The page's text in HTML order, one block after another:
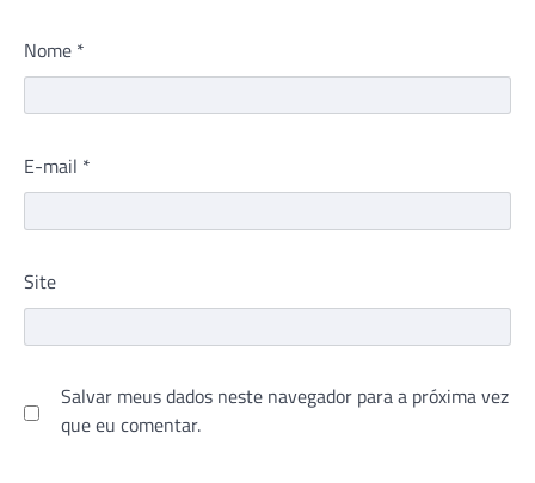
Nome *
E-mail *
Site
Salvar meus dados neste navegador para a próxima vez
que eu comentar.